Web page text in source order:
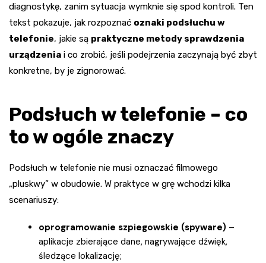
diagnostykę, zanim sytuacja wymknie się spod kontroli. Ten
tekst pokazuje, jak rozpoznać oznaki podsłuchu w
telefonie, jakie są praktyczne metody sprawdzenia
urządzenia i co zrobić, jeśli podejrzenia zaczynają być zbyt
konkretne, by je zignorować.
Podsłuch w telefonie – co
to w ogóle znaczy
Podsłuch w telefonie nie musi oznaczać filmowego
„pluskwy” w obudowie. W praktyce w grę wchodzi kilka
scenariuszy:
oprogramowanie szpiegowskie (spyware) –
aplikacje zbierające dane, nagrywające dźwięk,
śledzące lokalizację;